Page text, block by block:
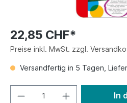
22,85 CHF*
Preise inkl. MwSt. zzgl.
Versandfertig in 5 Tagen,
In